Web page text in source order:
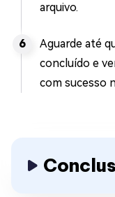
arquivo.
Aguarde até
concluído e
com sucesso